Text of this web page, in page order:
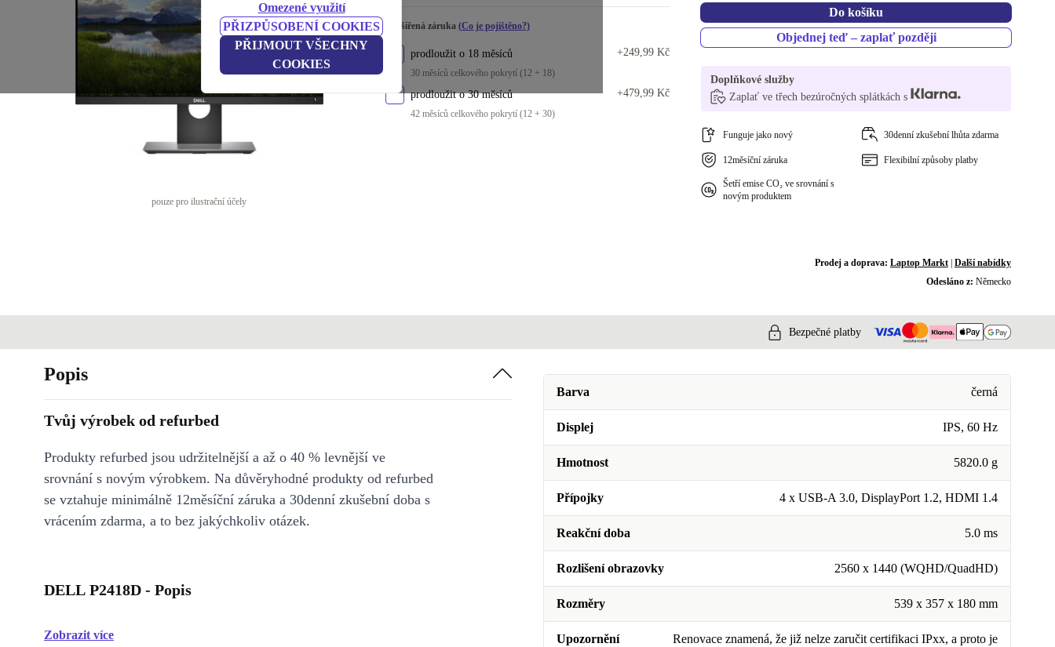
Omezené využití
PŘIZPŮSOBENÍ COOKIES
PŘIJMOUT VŠECHNY
COOKIES
pouze pro ilustrační účely
Rozšířená záruka (Co je pojištěno?)
prodloužit o 18 měsíců
30 měsíců celkového pokrytí (12 + 18)
+249,99 Kč
prodloužit o 30 měsíců
42 měsíců celkového pokrytí (12 + 30)
+479,99 Kč
Do košíku
Objednej teď – zaplať později
Doplňkové služby
Zaplať ve třech bezúročných splátkách s
Funguje jako nový 30denní zkušební lhůta zdarma
12měsíční záruka Flexibilní způsoby platby
Šetří emise CO₂ ve srovnání s
novým produktem
Prodej a doprava: Laptop Markt| Další nabídky
Odesláno z: Německo
Bezpečné platby
Barva černá
Displej IPS, 60 Hz
Hmotnost 5820.0 g
Přípojky 4 x USB-A 3.0, DisplayPort 1.2, HDMI 1.4
Reakční doba 5.0 ms
Rozlišení obrazovky 2560 x 1440 (WQHD/QuadHD)
Rozměry 539 x 357 x 180 mm
Upozornění
Renovace znamená, že již nelze zaručit certifikaci IPxx, a proto je
Popis
Tvůj výrobek od refurbed
Produkty refurbed jsou udržitelnější a až o 40 % levnější ve
srovnání s novým výrobkem. Na důvěryhodné produkty od refurbed
se vztahuje minimálně 12měsíční záruka a 30denní zkušební doba s
vrácením zdarma, a to bez jakýchkoliv otázek.
DELL P2418D - Popis
Zobrazit více